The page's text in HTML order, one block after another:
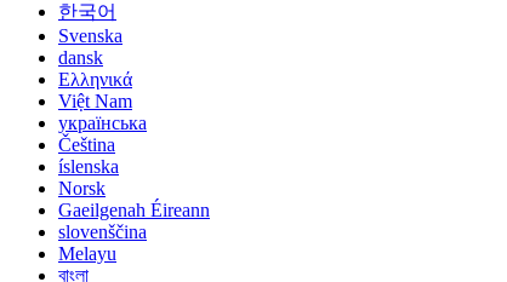
한국어
Svenska
dansk
Ελληνικά
Việt Nam
українська
Čeština
íslenska
Norsk
Gaeilgenah Éireann
slovenščina
Melayu
বাংলা